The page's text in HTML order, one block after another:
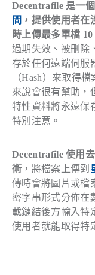
Decentrafile 是一
間 ，提供使用者在
時上傳最多單檔
過期失效、被刪除
存於任何遠端伺服
（Hash）來取得
來說會很有幫助，
特性資料將永遠保
特別注意。
Decentrafile 使用
術 ，將檔案上傳到
傳時會將圖片或檔
密字串形式分佈在
載鏈結後方輸入特
使用者就能取得特